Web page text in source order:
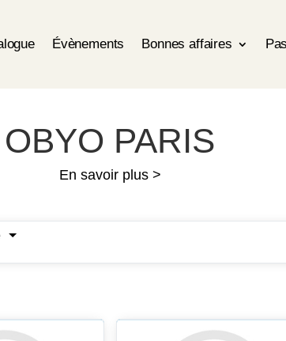
Évènements Bonnes affaires
OBYO PARIS
En savoir plus >